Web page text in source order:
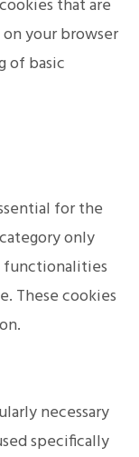
that are
your browser
of basic
for the
only
functionalities
These cookies
necessary
specifically